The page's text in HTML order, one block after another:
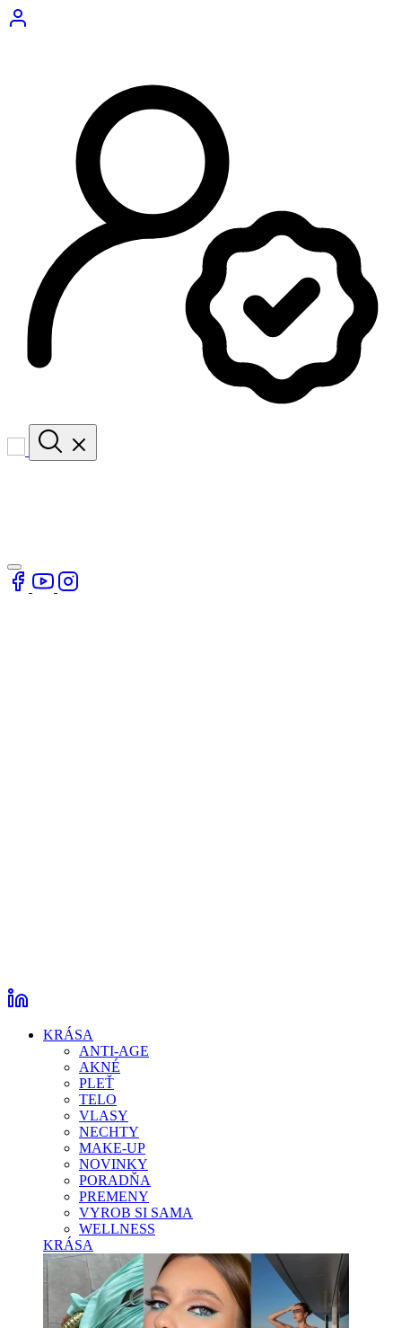
KRÁSA
ANTI-AGE
AKNÉ
PLEŤ
TELO
VLASY
NECHTY
MAKE-UP
NOVINKY
PORADŇA
PREMENY
VYROB SI SAMA
WELLNESS
KRÁSA